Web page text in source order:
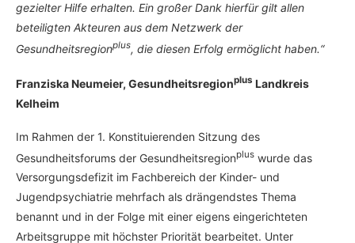
gezielter Hilfe erhalten. Ein großer Dank hierfür gilt allen
beteiligten Akteuren aus dem Netzwerk der
Gesundheitsregionplus, die diesen Erfolg ermöglicht haben.“
Franziska Neumeier, Gesundheitsregionplus Landkreis
Kelheim
Im Rahmen der 1. Konstituierenden Sitzung des
Gesundheitsforums der Gesundheitsregionplus wurde das
Versorgungsdefizit im Fachbereich der Kinder- und
Jugendpsychiatrie mehrfach als drängendstes Thema
benannt und in der Folge mit einer eigens eingerichteten
Arbeitsgruppe mit höchster Priorität bearbeitet. Unter